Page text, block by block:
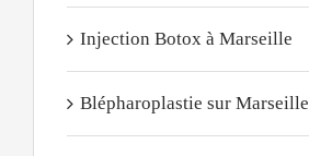
Injection Botox à Marseille
Blépharoplastie sur Marseille